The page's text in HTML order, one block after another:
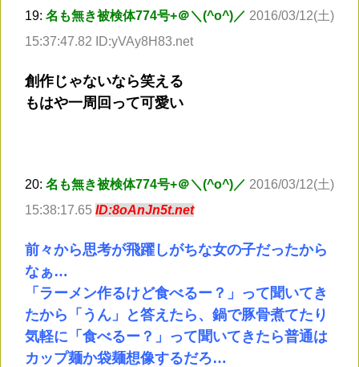
19: 名も無き被検体774号+＠＼(^o^)／ 2016/03/12(土)
15:37:47.82 ID:yVAy8H83.net
創作じゃないなら笑える
もはや一周回って可愛い
20: 名も無き被検体774号+＠＼(^o^)／ 2016/03/12(土)
15:38:17.65 ID:8oAnJn5t.net
前々から思考が飛躍しがちな女の子だったから
なぁ…
「ラーメン作るけど食べるー？」って聞いてき
たから「うん」と答えたら、鍋で豚骨煮てたり
気軽に「食べるー？」って聞いてきたら普通は
カップ麺か袋麺想像するだろ…